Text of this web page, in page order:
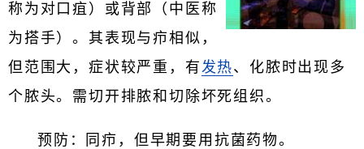
称为对口疽）或背部（中医称
为搭手）。其表现与疖相似，
但范围大，症状较严重，有发热、化脓时出现多
个脓头。需切开排脓和切除坏死组织。
预防：同疖，但早期要用抗菌药物。